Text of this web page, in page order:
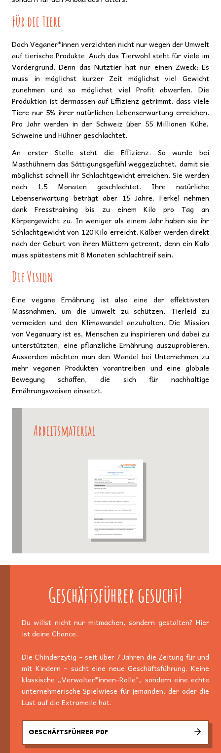
Für die Tiere
Doch Veganer*innen verzichten nicht nur wegen der Umwelt
auf tierische Produkte. Auch das Tierwohl steht für viele im
Vordergrund. Denn das Nutztier hat nur einen Zweck: Es
muss in möglichst kurzer Zeit möglichst viel Gewicht
zunehmen und so möglichst viel Profit abwerfen. Die
Produktion ist dermassen auf Effizienz getrimmt, dass viele
Tiere nur 5% ihrer natürlichen Lebenserwartung erreichen.
Pro Jahr werden in der Schweiz über 55 Millionen Kühe,
Schweine und Hühner geschlachtet.
An erster Stelle steht die Effizienz. So wurde bei
Masthühnern das Sättigungsgefühl weggezüchtet, damit sie
möglichst schnell ihr Schlachtgewicht erreichen. Sie werden
nach 1.5 Monaten geschlachtet. Ihre natürliche
Lebenserwartung beträgt aber 15 Jahre. Ferkel nehmen
dank Fresstraining bis zu einem Kilo pro Tag an
Körpergewicht zu. In weniger als einem Jahr haben sie ihr
Schlachtgewicht von 120 Kilo erreicht. Kälber werden direkt
nach der Geburt von ihren Müttern getrennt, denn ein Kalb
muss spätestens mit 8 Monaten schlachtreif sein.
Die Vision
Eine vegane Ernährung ist also eine der effektivsten
Massnahmen, um die Umwelt zu schützen, Tierleid zu
vermeiden und den Klimawandel anzuhalten. Die Mission
von Veganuary ist es, Menschen zu inspirieren und dabei zu
unterstützten, eine pflanzliche Ernährung auszuprobieren.
Ausserdem möchten man den Wandel bei Unternehmen zu
mehr veganen Produkten vorantreiben und eine globale
Bewegung schaffen, die sich für nachhaltige
Ernährungsweisen einsetzt.
Arbeitsmaterial
Geschäftsführer gesucht!
Du willst nicht nur mitmachen, sondern gestalten? Hier
ist deine Chance.
Die Chinderzytig – seit über 7 Jahren die Zeitung für und
mit Kindern – sucht eine neue Geschäftsführung. Keine
klassische „Verwalter*innen-Rolle", sondern eine echte
unternehmerische Spielwiese für jemanden, der oder die
Lust auf die Extrameile hat.
GESCHÄFTSFÜHRER PDF